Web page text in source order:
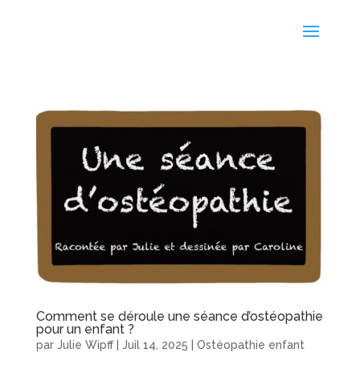
Comment se déroule une séance d’ostéopathie
pour un enfant ?
par Julie Wipff| Juil 14, 2025 Ostéopathie enfant